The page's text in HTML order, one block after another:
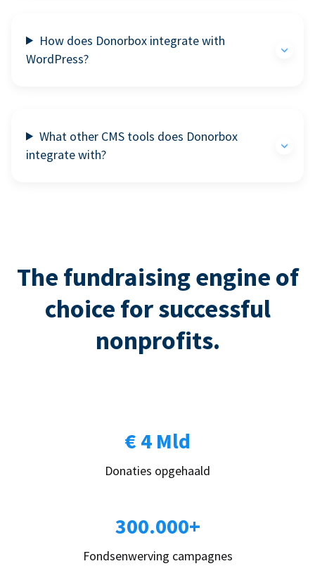
How does Donorbox integrate with
WordPress?
What other CMS tools does Donorbox
integrate with?
The fundraising engine of
choice for successful
nonprofits.
€ 4 Mld
Donaties opgehaald
300.000+
Fondsenwerving campagnes